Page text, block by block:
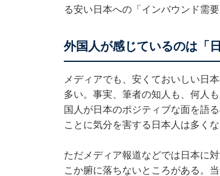
る安い日本への「インバウンド需
外国人が感じているのは「
メディアでも、安くておいしい日
多い。事実、筆者の知人も、何人
国人が日本のポジティブな面を語
ことに気分を害する日本人は多くな
ただメディア報道などでは日本に
こか腑に落ちないところがある。